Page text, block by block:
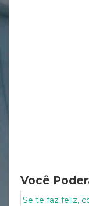
Você
Se te faz feliz,